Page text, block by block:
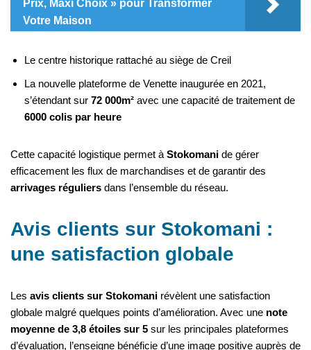
Prix, Maxi Choix » pour Transformer
Votre Maison
Le centre historique rattaché au siège de Creil
La nouvelle plateforme de Venette inaugurée en 2021,
s’étendant sur 72 000m² avec une capacité de traitement de
6000 colis par heure
Cette capacité logistique permet à Stokomani de gérer
efficacement les flux de marchandises et de garantir des
arrivages réguliers dans l’ensemble du réseau.
Avis clients sur Stokomani :
une satisfaction globale
Les avis clients sur Stokomani révèlent une satisfaction
globale malgré quelques points d’amélioration. Avec une note
moyenne de 3,8 étoiles sur 5 sur les principales plateformes
d’évaluation, l’enseigne bénéficie d’une image positive auprès de